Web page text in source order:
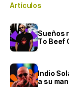
Artículos
Sueños
To Beef
Indio
a su